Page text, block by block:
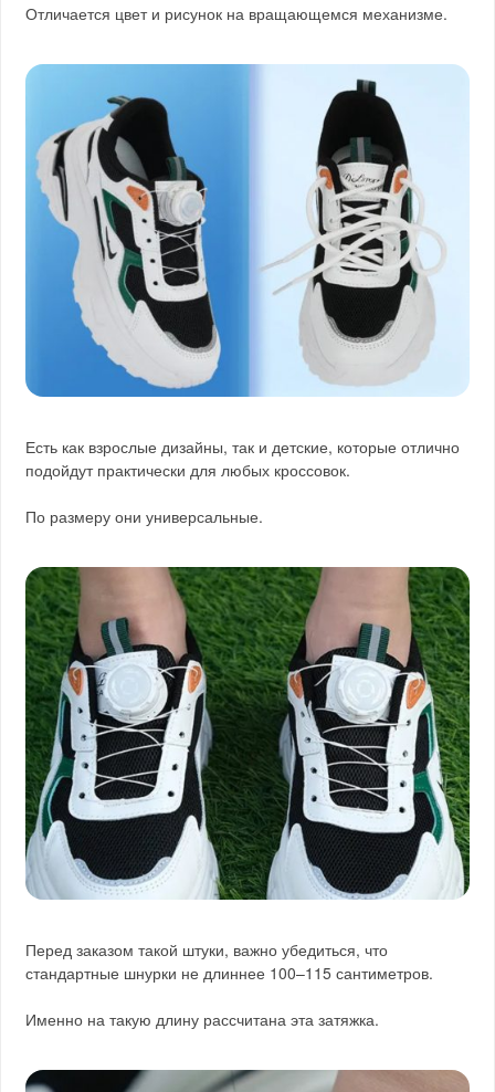
Отличается цвет и рисунок на вращающемся механизме.
Есть как взрослые дизайны, так и детские, которые отлично
подойдут практически для любых кроссовок.
По размеру они универсальные.
Перед заказом такой штуки, важно убедиться, что
стандартные шнурки не длиннее 100–115 сантиметров.
Именно на такую длину рассчитана эта затяжка.